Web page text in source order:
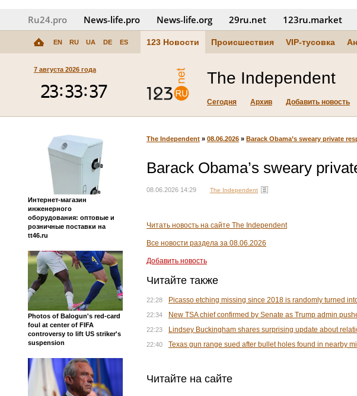
Ru24.pro News‑life.pro News‑life.org 29ru.net 123ru.market
EN RU UA DE ES 123 Новости Происшествия VIP-тусовка
7 августа 2026 года The Independent
Сегодня Архив Добавить новость
Интернет-магазин
инженерного
оборудования: оптовые и
розничные поставки на
tt46.ru
Photos of Balogun's red-card
foul at center of FIFA
controversy to lift US striker's
suspension
The Independent » 08.06.2026 » Barack Obama’s sweary private
Barack Obama’s sweary
08.06.2026 14:29 The Independent
Читать новость на сайте The Independent
Все новости раздела за 08.06.2026
Добавить новость
Читайте также
22:28 Picasso etching missing since 2018 is randomly turned
22:34 New TSA chief confirmed by Senate as Trump admin
22:23 Lindsey Buckingham shares surprising update about
22:40 Texas gun range sued after bullet holes found in nearby
Читайте на сайте